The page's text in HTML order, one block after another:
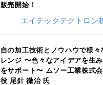
売開始！
エイテックテクトロン
の加工技術とノウハウで様々
レンジ 〜色々なアイデアを生
サポート〜 ムソー工業株式
尾針 徹治 氏